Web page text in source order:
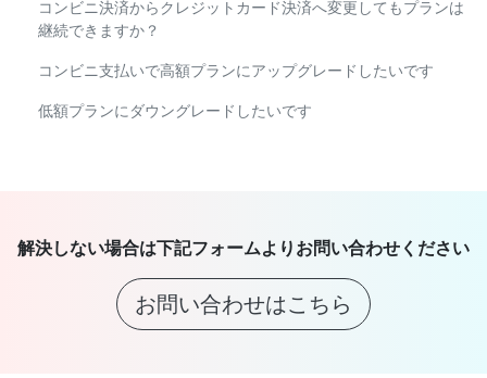
コンビニ決済からクレジットカード決済へ変更してもプランは
継続できますか？
コンビニ支払いで高額プランにアップグレードしたいです
低額プランにダウングレードしたいです
解決しない場合は下記フォームよりお問い合わせください
お問い合わせはこちら